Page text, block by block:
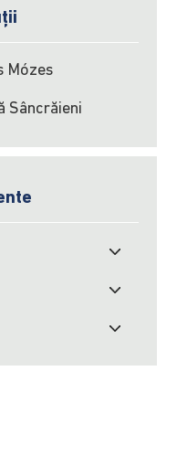
Mózes
Sâncrăieni